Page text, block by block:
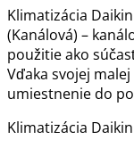
Klimatizácia Daikin
(Kanálová) –
použitie ako
Vďaka svojej
umiestnenie do
Klimatizácia